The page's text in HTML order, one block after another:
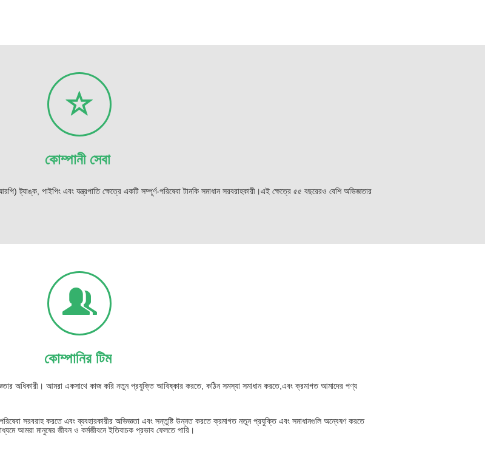
কোম্পানী সেবা
পাইপিং এবং যন্ত্রপাতি ক্ষেত্রে একটি সম্পূর্ণ-পরিষেবা টানকি সমাধান সরবরাহকারী।এই ক্ষেত্রে ৫৫ বছরেরও বেশি অভিজ্ঞতার
কোম্পানির টিম
অধিকারী। আমরা একসাথে কাজ করি নতুন প্রযুক্তি আবিষ্কার করতে, কঠিন সমস্যা সমাধান করতে,এবং ক্রমাগত আমাদের পণ্য
সরবরাহ করতে এবং ব্যবহারকারীর অভিজ্ঞতা এবং সন্তুষ্টি উন্নত করতে ক্রমাগত নতুন প্রযুক্তি এবং সমাধানগুলি অন্বেষণ করতে
আমরা মানুষের জীবন ও কর্মজীবনে ইতিবাচক প্রভাব ফেলতে পারি।